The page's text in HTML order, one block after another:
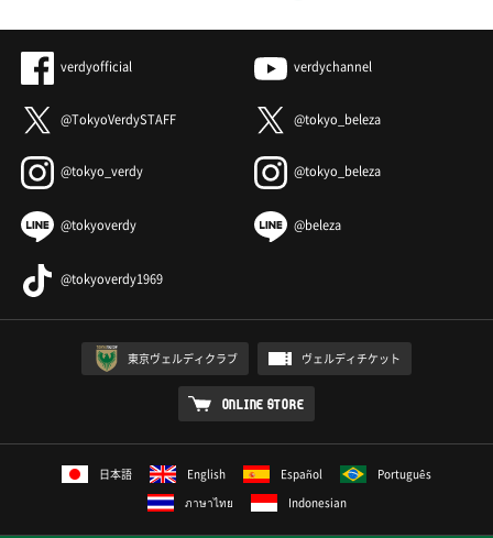
verdyofficial verdychannel
@TokyoVerdySTAFF @tokyo_beleza
@tokyo_verdy @tokyo_beleza
@tokyoverdy @beleza
@tokyoverdy1969
東京ヴェルディクラブ ヴェルディチケット
ONLINE STORE
日本語 English Español
Português
ภาษาไทย
Indonesian